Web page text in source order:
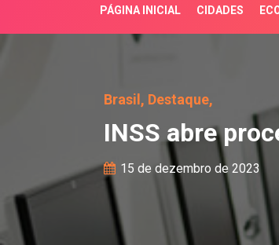
PÁGINA INICIAL CIDADES
INSS abre
Brasil, Destaque,
INSS abre
15 de dezembro de 2023